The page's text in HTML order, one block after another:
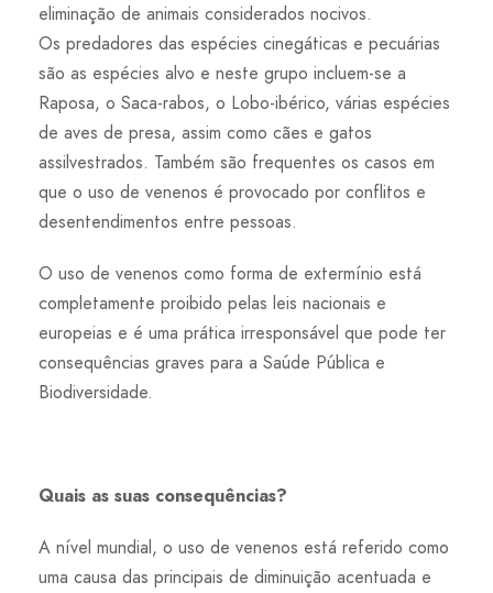
eliminação de animais considerados nocivos.
Os predadores das espécies cinegáticas e pecuárias
são as espécies alvo e neste grupo incluem-se a
Raposa, o Saca-rabos, o Lobo-ibérico, várias espécies
de aves de presa, assim como cães e gatos
assilvestrados. Também são frequentes os casos em
que o uso de venenos é provocado por conflitos e
desentendimentos entre pessoas.
O uso de venenos como forma de extermínio está
completamente proibido pelas leis nacionais e
europeias e é uma prática irresponsável que pode ter
consequências graves para a Saúde Pública e
Biodiversidade.
Quais as suas consequências?
A nível mundial, o uso de venenos está referido como
uma causa das principais de diminuição acentuada e